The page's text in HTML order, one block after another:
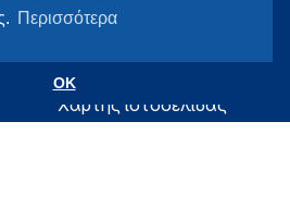
Περισσότερα
OK
Υγεία
Χάρτης ιστοσελίδας